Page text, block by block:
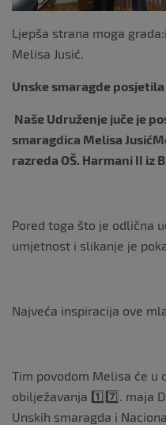
Ljepša strana moga
Melisa Jusić.
Unske smaragde
Naše Udruženje juče je
smaragdica Melisa
razreda OŠ. Harmani II iz
Pored toga što je odlična
umjetnost i slikanje je
Najveća inspiracija ove
Tim povodom Melisa će u
obilježavanja 1️⃣7️⃣. maja
Unskih smaragda i